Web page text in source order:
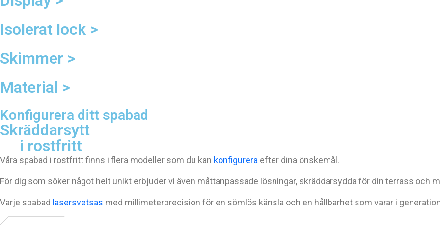
Isolerat lock >
Skimmer >
Material >
Konfigurera ditt spabad
Skräddarsytt
     i rostfritt
Våra spabad i rostfritt finns i flera modeller som du kan konfigurera efter dina önskemål.
För dig som söker något helt unikt erbjuder vi även måttanpassade lösningar, skräddarsydda för din terrass och
Varje spabad lasersvetsas med millimeterprecision för en sömlös känsla och en hållbarhet som varar i